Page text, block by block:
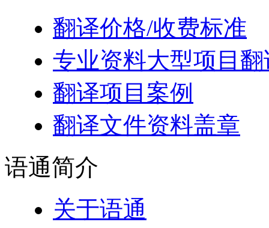
翻译价格/收费标准
专业资料大型项目翻
翻译项目案例
翻译文件资料盖章
语通简介
关于语通